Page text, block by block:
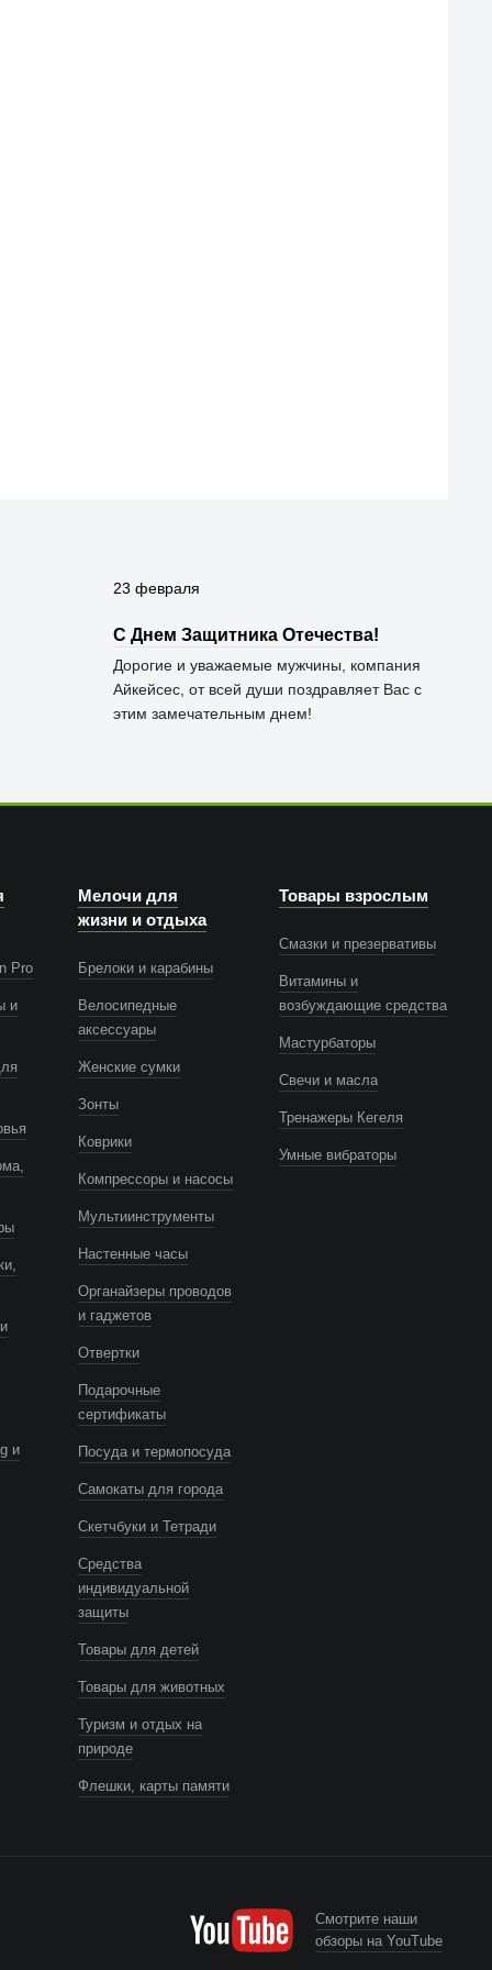
23 февраля
С Днем Защитника Отечества!
Дорогие и уважаемые мужчины, компания
Айкейсес, от всей души поздравляет Вас с
этим замечательным днем!
Pro
и
и
Мелочи для
жизни и отдыха
Брелоки и карабины
Велосипедные
аксессуары
Женские сумки
Зонты
Коврики
Компрессоры и насосы
Мультиинструменты
Настенные часы
Органайзеры проводов
и гаджетов
Отвертки
Подарочные
сертификаты
Посуда и термопосуда
Самокаты для города
Скетчбуки и Тетради
Средства
индивидуальной
защиты
Товары для детей
Товары для животных
Туризм и отдых на
природе
Флешки, карты памяти
Товары взрослым
Смазки и презервативы
Витамины и
возбуждающие средства
Мастурбаторы
Свечи и масла
Тренажеры Кегеля
Умные вибраторы
Смотрите наши
обзоры на YouTube